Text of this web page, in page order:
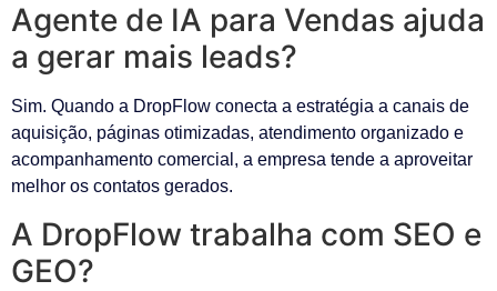
Agente de IA para Vendas ajuda
a gerar mais leads?
Sim. Quando a DropFlow conecta a estratégia a canais de
aquisição, páginas otimizadas, atendimento organizado e
acompanhamento comercial, a empresa tende a aproveitar
melhor os contatos gerados.
A DropFlow trabalha com SEO e
GEO?